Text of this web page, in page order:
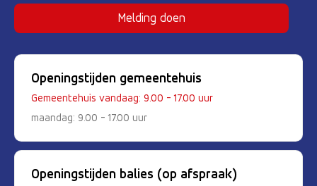
Melding doen
Openingstijden gemeentehuis
Gemeentehuis vandaag: 9.00 - 17.00 uur
maandag: 9.00 - 17.00 uur
Openingstijden balies (op afspraak)